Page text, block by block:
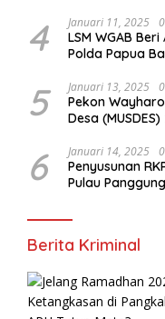
4 Januari 11, 2025
LSM WGAB
Polda Papua
Mining
5 Januari 13, 2025
Pekon
Desa
6 Januari 14, 2025
Penyusunan
Pulau
2026
Berita Kriminal